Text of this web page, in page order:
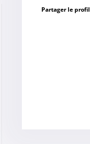
Partager le profil